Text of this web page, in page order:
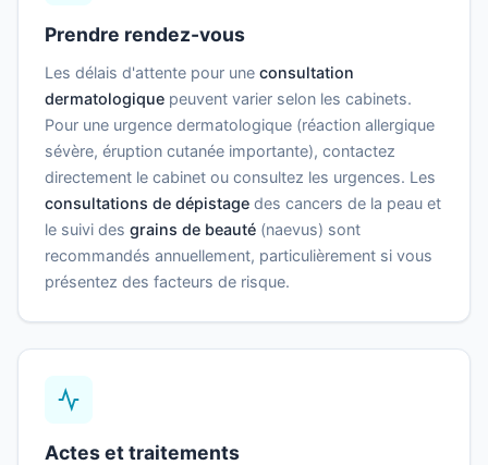
Prendre rendez-vous
Les délais d'attente pour une consultation
dermatologique peuvent varier selon les cabinets.
Pour une urgence dermatologique (réaction allergique
sévère, éruption cutanée importante), contactez
directement le cabinet ou consultez les urgences. Les
consultations de dépistage des cancers de la peau et
le suivi des grains de beauté (naevus) sont
recommandés annuellement, particulièrement si vous
présentez des facteurs de risque.
Actes et traitements